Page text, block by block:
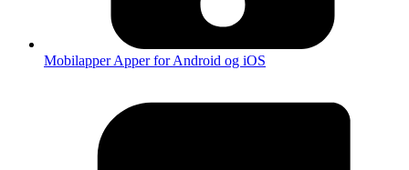
MobilapperApper for Android og iOS